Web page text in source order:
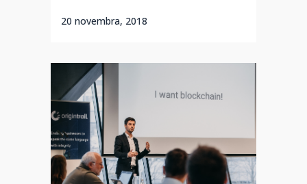
20 novembra, 2018